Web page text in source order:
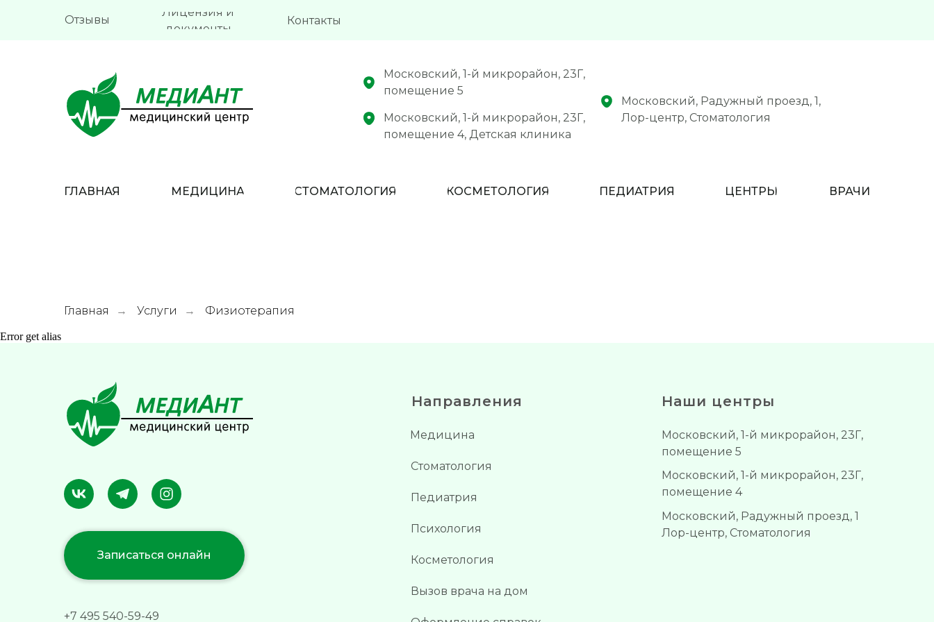
Отзывы
Лицензия и
документы
Контакты
ГЛАВНАЯ МЕДИЦИНА СТОМАТОЛОГИЯ КОСМЕТОЛОГИЯ ПЕДИАТРИЯ ВРАЧИ
ЦЕНТРЫ
Московский, 1-й микрорайон, 23Г,
помещение 5
Московский, 1-й микрорайон, 23Г,
помещение 4, Детская клиника
Московский, Радужный проезд, 1,
Лор-центр, Стоматология
Главная → Услуги → Физиотерапия
Error get alias
Направления Наши центры
Московский, 1-й микрорайон, 23Г,
помещение 5
Московский, 1-й микрорайон, 23Г,
помещение 4
+7 495 540-59-49
Медицина
Стоматология
Педиатрия
Психология
Косметология
Вызов врача на дом
Московский, Радужный проезд, 1
Лор-центр, Стоматология
Записаться онлайн